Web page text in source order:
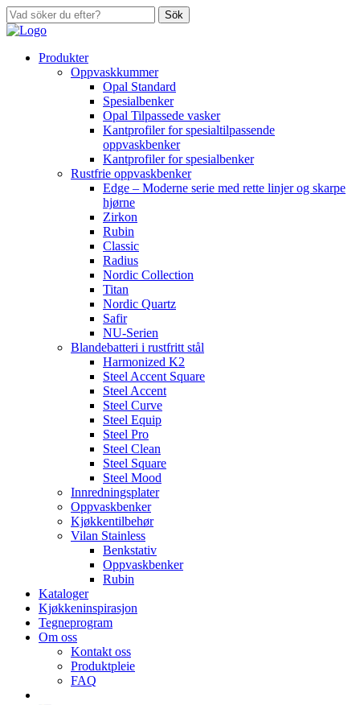
Sök
Produkter
Oppvaskkummer
Opal Standard
Spesialbenker
Opal Tilpassede vasker
Kantprofiler for spesialtilpassende
oppvaskbenker
Kantprofiler for spesialbenker
Rustfrie oppvaskbenker
Edge – Moderne serie med rette linjer og skarpe
hjørne
Zirkon
Rubin
Classic
Radius
Nordic Collection
Titan
Nordic Quartz
Safir
NU-Serien
Blandebatteri i rustfritt stål
Harmonized K2
Steel Accent Square
Steel Accent
Steel Curve
Steel Equip
Steel Pro
Steel Clean
Steel Square
Steel Mood
Innredningsplater
Oppvaskbenker
Kjøkkentilbehør
Vilan Stainless
Benkstativ
Oppvaskbenker
Rubin
Kataloger
Kjøkkeninspirasjon
Tegneprogram
Om oss
Kontakt oss
Produktpleie
FAQ